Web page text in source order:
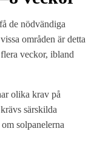
de nödvändiga
områden är detta
veckor, ibland
olika krav på
särskilda
solpanelerna